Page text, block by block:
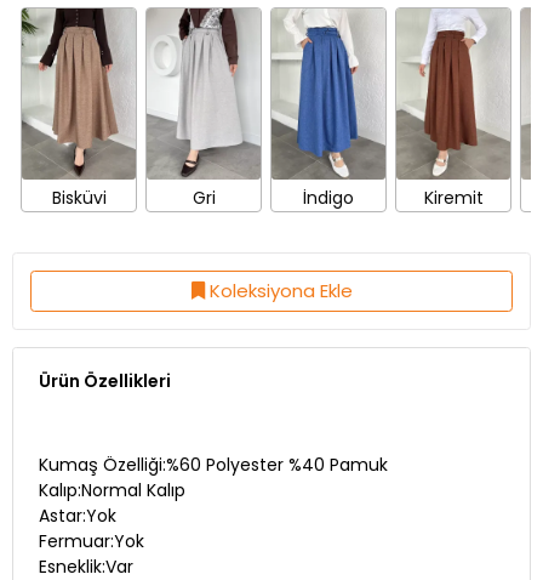
Bisküvi Gri İndigo Kiremit
Koleksiyona Ekle
Ürün Özellikleri
Kumaş Özelliği:%60 Polyester %40 Pamuk
Kalıp:Normal Kalıp
Astar:Yok
Fermuar:Yok
Esneklik:Var